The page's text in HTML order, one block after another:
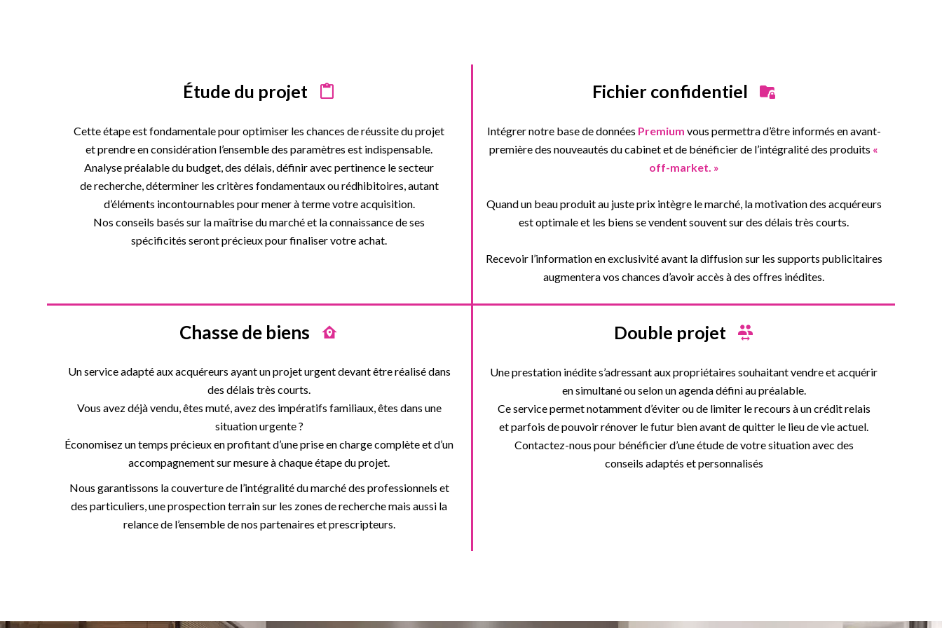
Étude du projet
Cette étape est fondamentale pour optimiser les chances de réussite du projet
et prendre en considération l’ensemble des paramètres est indispensable.
Analyse préalable du budget, des délais, définir avec pertinence le secteur
de recherche, déterminer les critères fondamentaux ou rédhibitoires, autant
d’éléments incontournables pour mener à terme votre acquisition.
Nos conseils basés sur la maîtrise du marché et la connaissance de ses
spécificités seront précieux pour finaliser votre achat.
Fichier confidentiel
Intégrer notre base de données Premium vous permettra d’être informés en avant-
première des nouveautés du cabinet et de bénéficier de l’intégralité des produits «
off-market. »
Quand un beau produit au juste prix intègre le marché, la motivation des acquéreurs
est optimale et les biens se vendent souvent sur des délais très courts.
Recevoir l’information en exclusivité avant la diffusion sur les supports publicitaires
augmentera vos chances d’avoir accès à des offres inédites.
Chasse de biens
Un service adapté aux acquéreurs ayant un projet urgent devant être réalisé dans
des délais très courts.
Vous avez déjà vendu, êtes muté, avez des impératifs familiaux, êtes dans une
situation urgente ?
Économisez un temps précieux en profitant d’une prise en charge complète et d’un
accompagnement sur mesure à chaque étape du projet.
Nous garantissons la couverture de l’intégralité du marché des professionnels et
des particuliers, une prospection terrain sur les zones de recherche mais aussi la
relance de l’ensemble de nos partenaires et prescripteurs.
Double projet
Une prestation inédite s’adressant aux propriétaires souhaitant vendre et acquérir
en simultané ou selon un agenda défini au préalable.
Ce service permet notamment d’éviter ou de limiter le recours à un crédit relais
et parfois de pouvoir rénover le futur bien avant de quitter le lieu de vie actuel.
Contactez-nous pour bénéficier d’une étude de votre situation avec des
conseils adaptés et personnalisés